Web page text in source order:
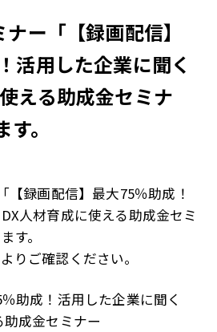
ー「【録画配信】
活用した企業に聞く
える助成金セミナ
。
【録画配信】最大75％助成！
人材育成に使える助成金セミ
す。
りご確認ください。
％助成！活用した企業に聞く
成金セミナー